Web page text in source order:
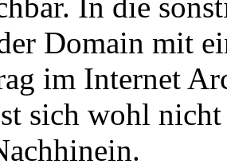
Domain mit
im Internet
sich wohl